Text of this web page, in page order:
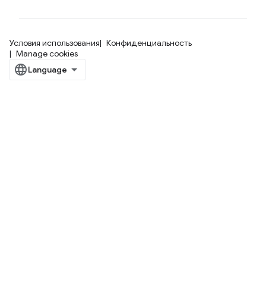
Условия использования
Конфиденциальность
Manage cookies